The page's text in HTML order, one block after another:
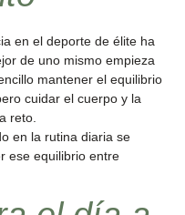
en el deporte de élite ha
de uno mismo empieza
mantener el equilibrio
cuidar el cuerpo y la
reto.
en la rutina diaria se
ese equilibrio entre